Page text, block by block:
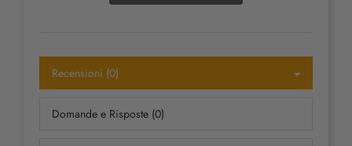
Recensioni (0)
Domande e Risposte (0)